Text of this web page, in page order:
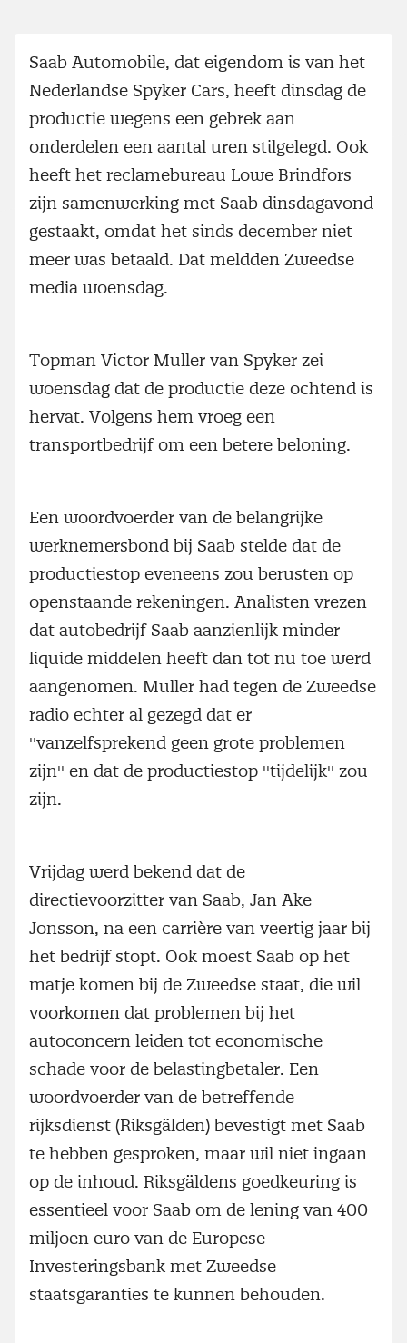
Saab Automobile, dat eigendom is van het
Nederlandse Spyker Cars, heeft dinsdag de
productie wegens een gebrek aan
onderdelen een aantal uren stilgelegd. Ook
heeft het reclamebureau Lowe Brindfors
zijn samenwerking met Saab dinsdagavond
gestaakt, omdat het sinds december niet
meer was betaald. Dat meldden Zweedse
media woensdag.
Topman Victor Muller van Spyker zei
woensdag dat de productie deze ochtend is
hervat. Volgens hem vroeg een
transportbedrijf om een betere beloning.
Een woordvoerder van de belangrijke
werknemersbond bij Saab stelde dat de
productiestop eveneens zou berusten op
openstaande rekeningen. Analisten vrezen
dat autobedrijf Saab aanzienlijk minder
liquide middelen heeft dan tot nu toe werd
aangenomen. Muller had tegen de Zweedse
radio echter al gezegd dat er
''vanzelfsprekend geen grote problemen
zijn'' en dat de productiestop ''tijdelijk'' zou
zijn.
Vrijdag werd bekend dat de
directievoorzitter van Saab, Jan Ake
Jonsson, na een carrière van veertig jaar bij
het bedrijf stopt. Ook moest Saab op het
matje komen bij de Zweedse staat, die wil
voorkomen dat problemen bij het
autoconcern leiden tot economische
schade voor de belastingbetaler. Een
woordvoerder van de betreffende
rijksdienst (Riksgälden) bevestigt met Saab
te hebben gesproken, maar wil niet ingaan
op de inhoud. Riksgäldens goedkeuring is
essentieel voor Saab om de lening van 400
miljoen euro van de Europese
Investeringsbank met Zweedse
staatsgaranties te kunnen behouden.